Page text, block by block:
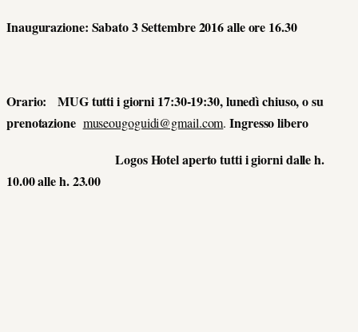
Inaugurazione: Sabato 3 Settembre 2016 alle ore 16.30
Orario: MUG tutti i giorni 17:30-19:30, lunedì chiuso, o su
prenotazione museougoguidi@gmail.com.Ingresso libero
Logos Hotel aperto tutti i giorni dalle h.
10.00 alle h. 23.00